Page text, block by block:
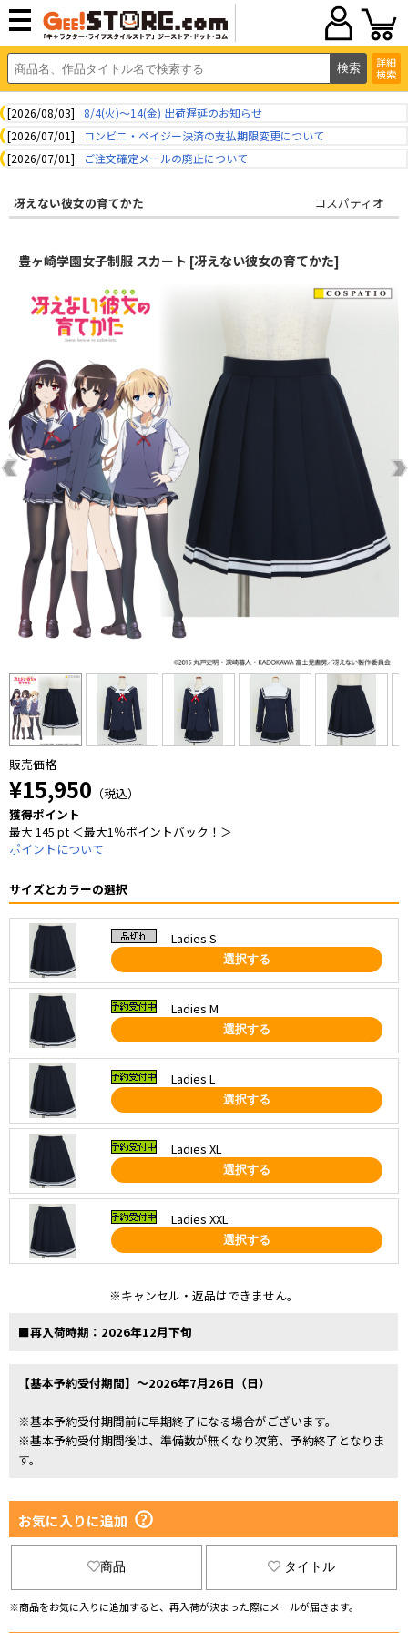
詳細
検索
[2026/08/03]
8/4(火)～14(金) 出荷遅延のお知らせ
[2026/07/01]
コンビニ・ペイジー決済の支払期限変更について
[2026/07/01]
ご注文確定メールの廃止について
冴えない彼女の育てかた コスパティオ
豊ヶ崎学園女子制服 スカート [冴えない彼女の育てかた]
販売価格
¥15,950 （税込）
獲得ポイント
最大 145 pt ＜最大1％ポイントバック！＞
ポイントについて
サイズとカラーの選択
Ladies S
選択する
Ladies M
選択する
Ladies L
選択する
Ladies XL
選択する
Ladies XXL
選択する
※キャンセル・返品はできません。
■再入荷時期：2026年12月下旬
【基本予約受付期間】～2026年7月26日（日）
※基本予約受付期間前に早期終了になる場合がございます。
※基本予約受付期間後は、準備数が無くなり次第、予約終了となりま
す。
お気に入りに追加
商品 タイトル
※商品をお気に入りに追加すると、再入荷が決まった際にメールが届きます。